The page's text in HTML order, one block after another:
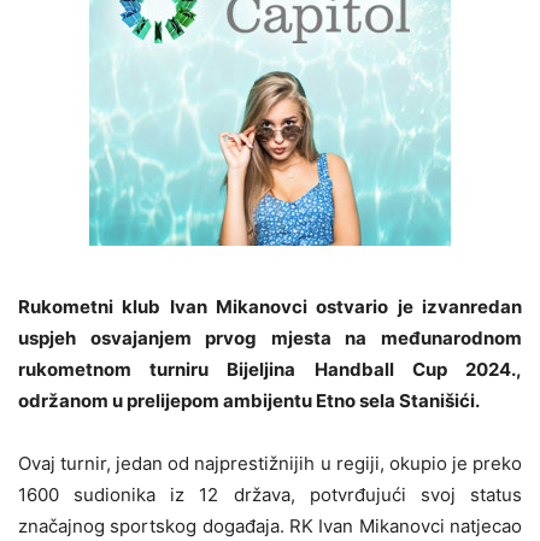
Rukometni klub Ivan Mikanovci ostvario je izvanredan
uspjeh osvajanjem prvog mjesta na međunarodnom
rukometnom turniru Bijeljina Handball Cup 2024.,
održanom u prelijepom ambijentu Etno sela Stanišići.
Ovaj turnir, jedan od najprestižnijih u regiji, okupio je preko
1600 sudionika iz 12 država, potvrđujući svoj status
značajnog sportskog događaja. RK Ivan Mikanovci natjecao